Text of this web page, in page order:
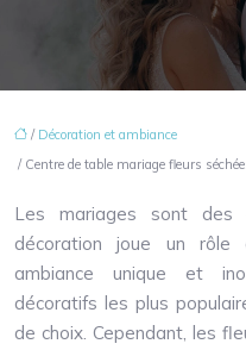
/ Décoration et ambiance
/ Centre de table mariage fleurs
Les mariages sont des
décoration joue un rôle
ambiance unique et
décoratifs les plus
de choix. Cependant, les